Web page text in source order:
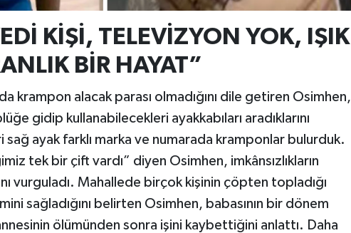
KİŞİ, TELEVİZYON YOK, IŞIK
BİR HAYAT”
krampon alacak parası olmadığını dile getiren Osimhen,
gidip kullanabilecekleri ayakkabıları aradıklarını
ayak farklı marka ve numarada kramponlar bulurduk.
tek bir çift vardı” diyen Osimhen, imkânsızlıkların
vurguladı. Mahallede birçok kişinin çöpten topladığı
sağladığını belirten Osimhen, babasının bir dönem
ölümünden sonra işini kaybettiğini anlattı. Daha